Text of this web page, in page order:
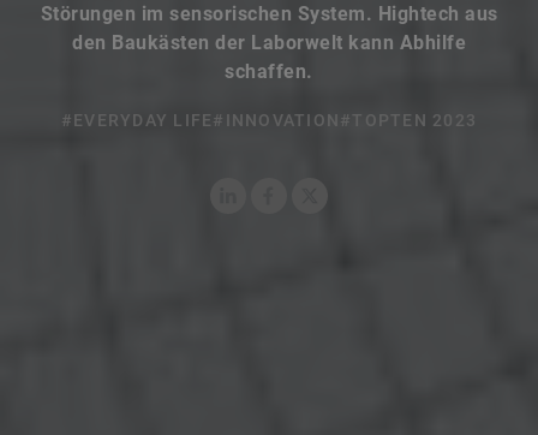
Störungen im sensorischen System. Hightech aus
den Baukästen der Laborwelt kann Abhilfe
schaffen.
#EVERYDAY LIFE#INNOVATION#TOPTEN 2023